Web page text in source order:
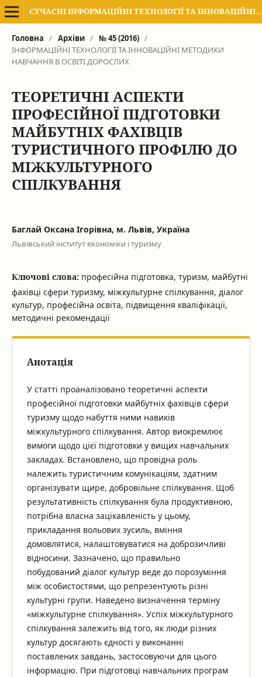
СУЧАСНІ ІНФОРМАЦІЙНІ ТЕХНОЛОГІЇ ТА ІННОВАЦІЙНІ МЕТОДИКИ НАВЧАННЯ В ПІДГОТОВЦІ ФАХІВЦІВ: МЕТОДОЛОГІЯ, ТЕОРІЯ, ДОСВІД, ПРОБЛЕМИ
Головна / Архіви / № 45 (2016) /
ІНФОРМАЦІЙНІ ТЕХНОЛОГІЇ ТА ІННОВАЦІЙНІ МЕТОДИКИ
НАВЧАННЯ В ОСВІТІ ДОРОСЛИХ
ТЕОРЕТИЧНІ АСПЕКТИ
ПРОФЕСІЙНОЇ ПІДГОТОВКИ
МАЙБУТНІХ ФАХІВЦІВ
ТУРИСТИЧНОГО ПРОФІЛЮ ДО
МІЖКУЛЬТУРНОГО
СПІЛКУВАННЯ
Баглай Оксана Ігорівна, м. Львів, Україна
Львівський інститут економіки і туризму
Ключові слова: професійна підготовка, туризм, майбутні
фахівці сфери туризму, міжкультурне спілкування, діалог
культур, професійна освіта, підвищення кваліфікації,
методичні рекомендації
Анотація
У статті проаналізовано теоретичні аспекти
професійної підготовки майбутніх фахівців сфери
туризму щодо набуття ними навиків
міжкультурного спілкування. Автор виокремлює
вимоги щодо цієї підготовки у вищих навчальних
закладах. Встановлено, що провідна роль
належить туристичним комунікаціям, здатним
організувати щире, добровільне спілкування. Щоб
результативність спілкування була продуктивною,
потрібна власна зацікавленість у цьому,
прикладання вольових зусиль, вміння
домовлятися, налаштовуватися на доброзичливі
відносини. Зазначено, що правильно
побудований діалог культур веде до порозуміння
між особистостями, що репрезентують різні
культурні групи. Наведено визначення терміну
«міжкультурне спілкування». Успіх міжкультурного
спілкування залежить від того, як люди різних
культур досягають єдності у виконанні
поставлених завдань, застосовуючи для цього
інформацію. При підготовці навчальних програм